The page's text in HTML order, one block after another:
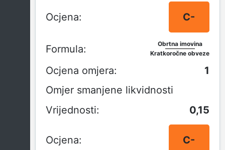
C-
Obrtna imovina
Kratkoročne obveze
1
Omjer smanjene likvidnosti
0,15
C-